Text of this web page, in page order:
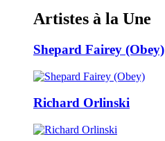
Artistes à la Une
Shepard Fairey (Obey)
Richard Orlinski